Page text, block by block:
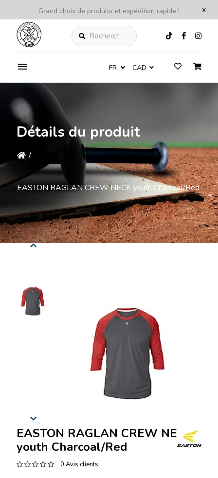
x
Grand choix de produits et expédition rapide !
Rechercher
FR CAD
Détails du produit
/
EASTON RAGLAN CREW NECK youth Charcoal/Red
EASTON RAGLAN CREW NECK
youth Charcoal/Red
0 Avis clients